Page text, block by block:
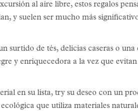
al aire libre, estos regalos
y suelen ser mucho más
surtido de tés, delicias caseras o una
y enriquecedora a la vez que
en su lista, try su deseo con un
que utiliza materiales